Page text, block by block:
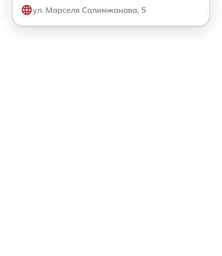
ул. Марселя Салимжанова, 5